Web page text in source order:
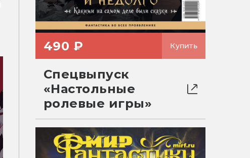
490 ₽ Купить
Спецвыпуск
«Настольные
ролевые игры»